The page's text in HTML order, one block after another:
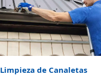
Limpieza de Canaletas